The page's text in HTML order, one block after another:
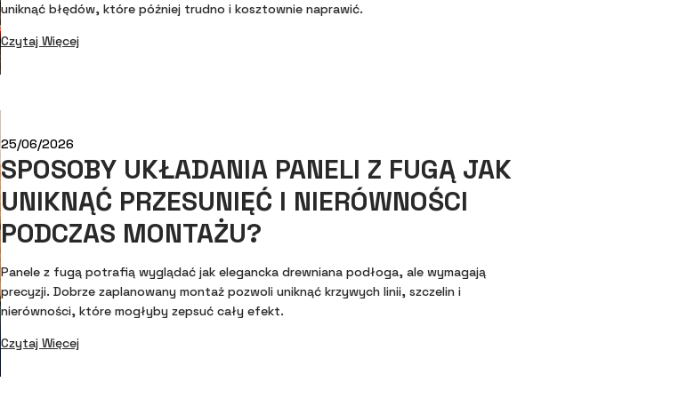
uniknąć błędów, które później trudno i kosztownie naprawić.
Czytaj Więcej
25/06/2026
SPOSOBY UKŁADANIA PANELI Z FUGĄ JAK
UNIKNĄĆ PRZESUNIĘĆ I NIERÓWNOŚCI
PODCZAS MONTAŻU?
Panele z fugą potrafią wyglądać jak elegancka drewniana podłoga, ale wymagają
precyzji. Dobrze zaplanowany montaż pozwoli uniknąć krzywych linii, szczelin i
nierówności, które mogłyby zepsuć cały efekt.
Czytaj Więcej